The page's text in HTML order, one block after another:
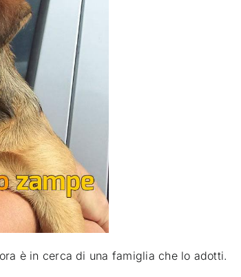
è in cerca di una famiglia che lo adotti.